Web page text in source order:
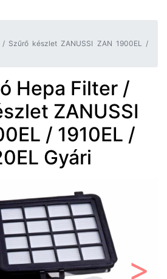
Szűrő készlet ZANUSSI ZAN 1900EL /
Hepa Filter /
ZANUSSI
/ 1910EL /
Gyári